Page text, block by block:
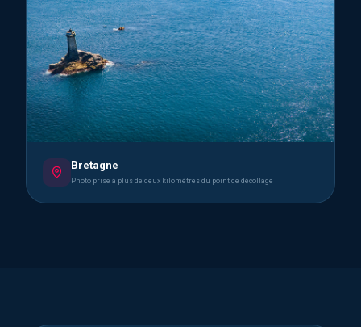
Bretagne
Photo prise à plus de deux kilomètres du point de décollage